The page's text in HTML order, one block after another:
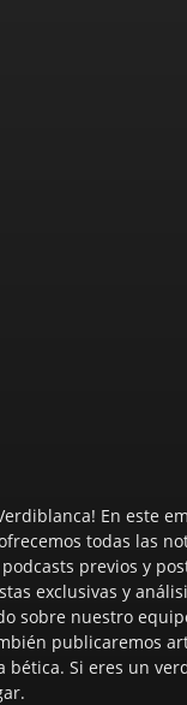
En este
todas las
previos y
exclusivas y
sobre nuestro
publicaremos
Si eres un